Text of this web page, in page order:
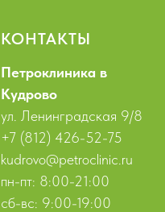
КОНТАКТЫ
Петроклиника в
Кудрово
ул. Ленинградская 9/8
+7 (812) 426-52-75
kudrovo@petroclinic.ru
пн-пт: 8:00-21:00
сб-вс: 9:00-19:00